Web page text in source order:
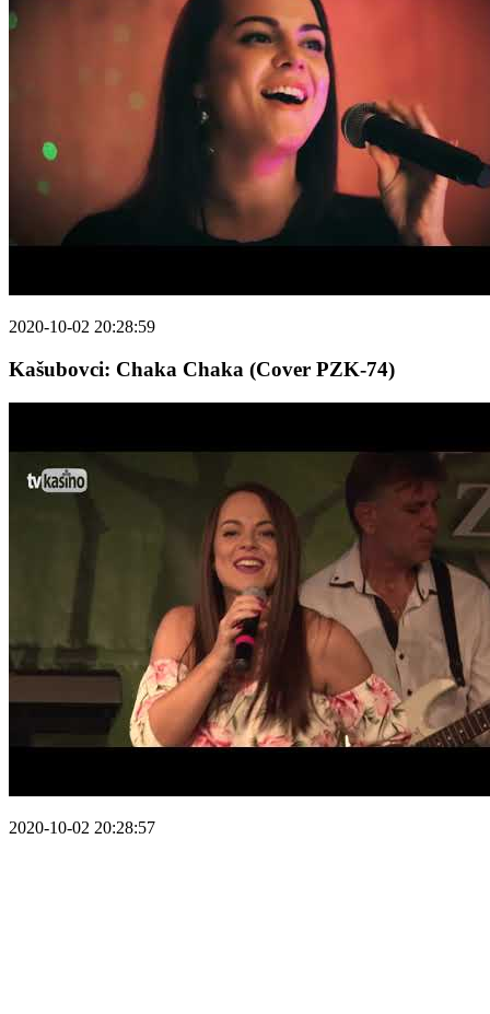
2020-10-02 20:28:59
Kašubovci: Chaka Chaka (Cover PZK-74)
2020-10-02 20:28:57